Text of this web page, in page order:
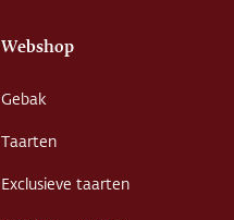
Webshop
Gebak
Taarten
Exclusieve taarten